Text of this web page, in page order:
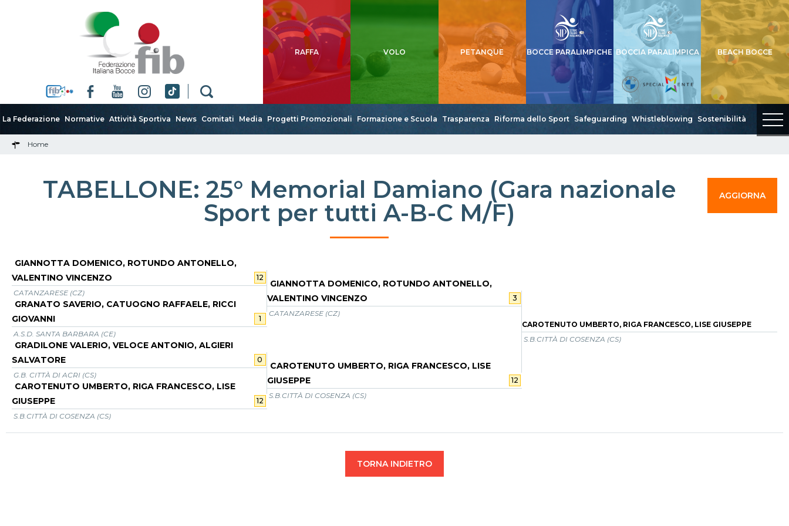
RAFFA VOLO PETANQUE BOCCE PARALIMPICHE BOCCIA PARALIMPICA BEACH BOCCE
La Federazione Normative Attività Sportiva News Comitati Media Progetti Promozionali Formazione e Scuola Trasparenza Riforma dello Sport Safeguarding Whistleblowing Sostenibilità
Home
TABELLONE: 25° Memorial Damiano (Gara nazionale
Sport per tutti A-B-C M/F)
AGGIORNA
GIANNOTTA DOMENICO, ROTUNDO ANTONELLO,
VALENTINO VINCENZO
12
CATANZARESE (CZ)
GRANATO SAVERIO, CATUOGNO RAFFAELE, RICCI
GIOVANNI
1
A.S.D. SANTA BARBARA (CE)
GRADILONE VALERIO, VELOCE ANTONIO, ALGIERI
SALVATORE
0
G.B. CITTÀ DI ACRI (CS)
CAROTENUTO UMBERTO, RIGA FRANCESCO, LISE
GIUSEPPE
12
S.B.CITTÀ DI COSENZA (CS)
GIANNOTTA DOMENICO, ROTUNDO ANTONELLO,
VALENTINO VINCENZO
3
CATANZARESE (CZ)
CAROTENUTO UMBERTO, RIGA FRANCESCO, LISE
GIUSEPPE
12
S.B.CITTÀ DI COSENZA (CS)
CAROTENUTO UMBERTO, RIGA FRANCESCO, LISE GIUSEPPE
S.B.CITTÀ DI COSENZA (CS)
TORNA INDIETRO